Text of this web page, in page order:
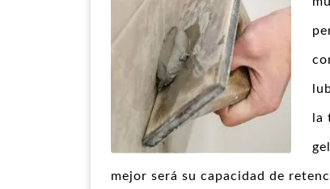
la
mejor será su capacidad de